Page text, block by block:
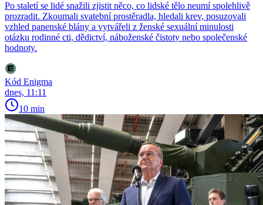
Po staletí se lidé snažili zjistit něco, co lidské tělo neumí spolehlivě
prozradit. Zkoumali svatební prostěradla, hledali krev, posuzovali
vzhled panenské blány a vytvářeli z ženské sexuální minulosti
otázku rodinné cti, dědictví, náboženské čistoty nebo společenské
hodnoty.
Kód Enigma
dnes, 11:11
10 min